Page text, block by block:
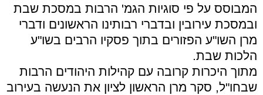
המבוסס על פי סוגיות הגמ' הרבות במסכת שבת
ובמסכת עירובין ובדברי רבותינו הראשונים ודברי
מרן השו"ע הפזורים בתוך פסקיו הרבים בשו"ע
הלכות שבת.
מתוך היכרות קרובה עם קהילות היהודים הרבות
שבחו"ל, סקר מרן הראשון לציון את הנעשה בעירוב